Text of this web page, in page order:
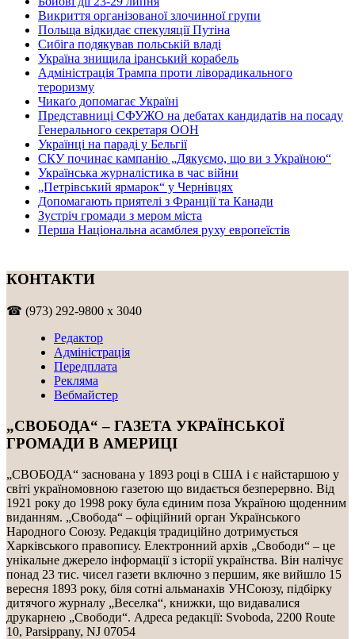
Викриття організованої злочинної групи
Польща відкидає спекуляції Путіна
Сибіга подякував польській владі
Україна знищила іранський корабель
Адміністрація Трампа проти ліворадикального
тероризму
Чикаґо допомагає Україні
Представниці СФУЖО на дебатах кандидатів на посаду
Генерального секретаря ООН
Українці на параді у Бельгії
СКУ починає кампанію „Дякуємо, що ви з Україною“
Українська журналістика в час війни
„Петрівський ярмарок“ у Чернівцях
Допомагають приятелі з Франції та Канади
Зустріч громади з мером міста
Перша Національна асамблея руху европеїстів
КОНТАКТИ
☎ (973) 292-9800 x 3040
Редактор
Адміністрація
Передплата
Рекляма
Вебмайстер
„СВОБОДА“ – ГАЗЕТА УКРАЇНСЬКОЇ
ГРОМАДИ В АМЕРИЦІ
„СВОБОДА“ заснована у 1893 році в США і є найстаршою у
світі україномовною газетою що видається безперервно. Від
1921 року до 1998 року була єдиним поза Україною щоденним
виданням. „Свобода“ – офіційний орган Українського
Народного Союзу. Редакція традиційно дотримується
Харківського правопису. Електронний архів „Свободи“ – це
унікальне джерело інформації з історії українства. Він налічує
понад 23 тис. чисел газети включно з першим, яке вийшло 15
вересня 1893 року, біля сотні альманахів УНСоюзу, підбірку
дитячого журналу „Веселка“, книжки, що видавалися
друкарнею „Свободи“. Адреса редакції: Svoboda, 2200 Route
10, Parsippany, NJ 07054